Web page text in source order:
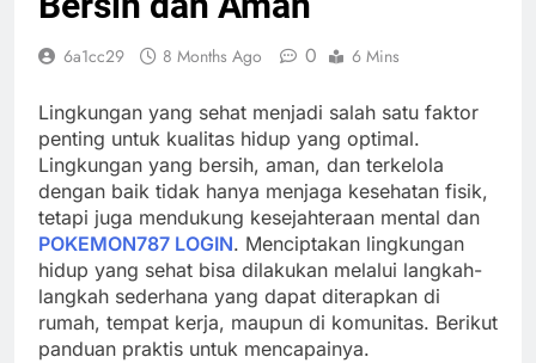
6a1cc29 8 Months Ago 0 6 Mins
Lingkungan yang sehat menjadi salah satu faktor
penting untuk kualitas hidup yang optimal.
Lingkungan yang bersih, aman, dan terkelola
dengan baik tidak hanya menjaga kesehatan fisik,
tetapi juga mendukung kesejahteraan mental dan
POKEMON787 LOGIN. Menciptakan lingkungan
hidup yang sehat bisa dilakukan melalui langkah-
langkah sederhana yang dapat diterapkan di
rumah, tempat kerja, maupun di komunitas. Berikut
panduan praktis untuk mencapainya.